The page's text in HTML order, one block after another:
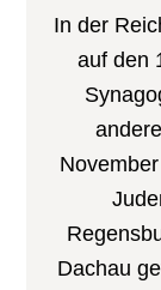
In der
auf den
Dachau